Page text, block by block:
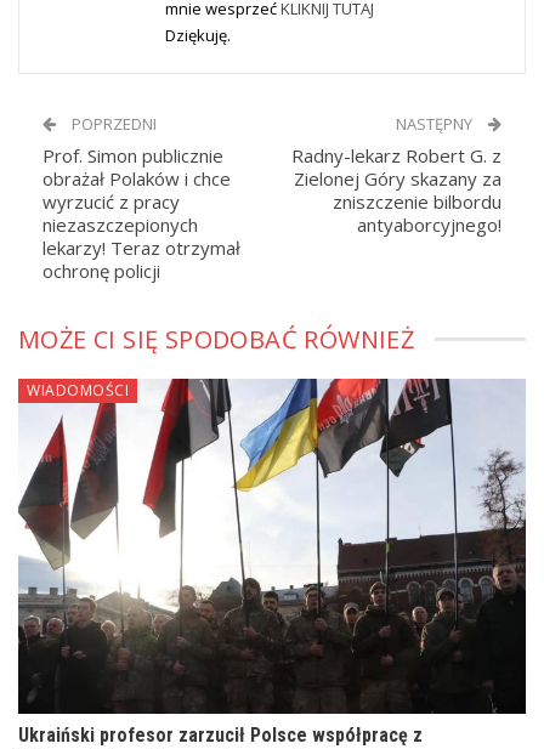
mnie wesprzećKLIKNIJ TUTAJ
Dziękuję.
POPRZEDNI
Prof. Simon publicznie
obrażał Polaków i chce
wyrzucić z pracy
niezaszczepionych
lekarzy! Teraz otrzymał
ochronę policji
NASTĘPNY
Radny-lekarz Robert G. z
Zielonej Góry skazany za
zniszczenie bilbordu
antyaborcyjnego!
MOŻE CI SIĘ SPODOBAĆ RÓWNIEŻ
WIADOMOŚCI
Ukraiński profesor zarzucił Polsce współpracę z